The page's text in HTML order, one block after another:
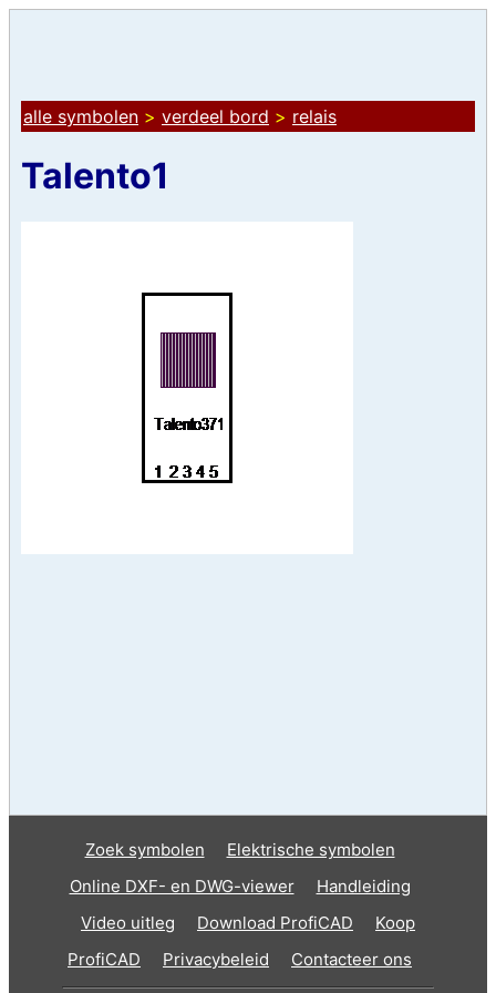
alle symbolen > verdeel bord > relais
Talento1
Zoek symbolen
Elektrische symbolen
Online DXF- en DWG-viewer
Handleiding
Video uitleg
Download ProfiCAD
Koop
ProfiCAD
Privacybeleid Contacteer ons